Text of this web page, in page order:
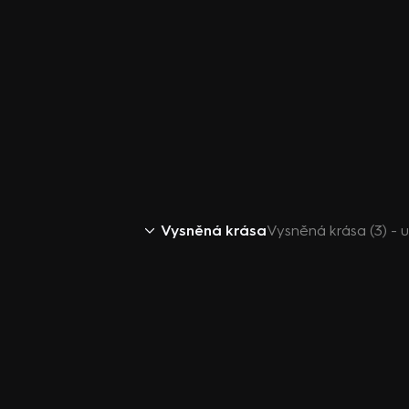
Vysněná krásaVysněná krása (3) -